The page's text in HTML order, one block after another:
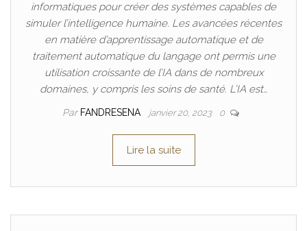
informatiques pour créer des systèmes capables de
simuler l’intelligence humaine. Les avancées récentes
en matière d’apprentissage automatique et de
traitement automatique du langage ont permis une
utilisation croissante de l’IA dans de nombreux
domaines, y compris les soins de santé. L’IA est…
Par FANDRESENA janvier 20, 2023 0
Lire la suite